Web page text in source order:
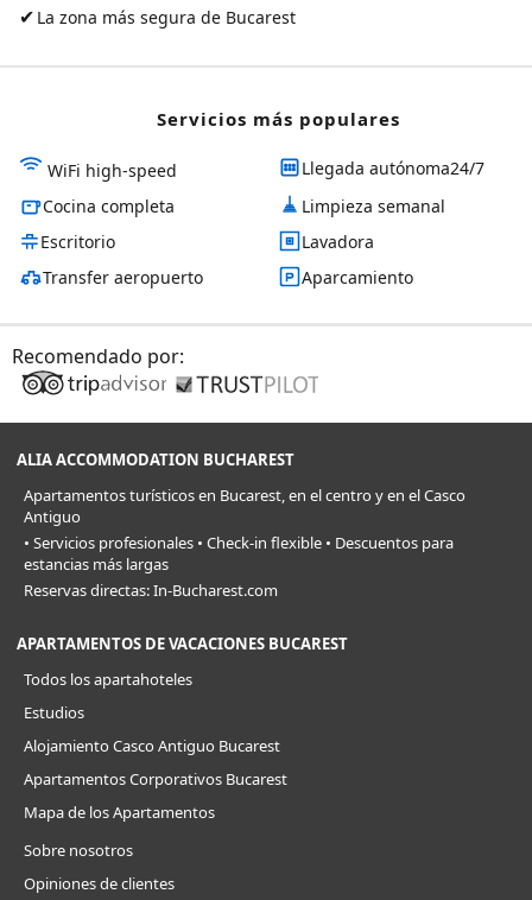
✔ La zona más segura de Bucarest
Servicios más populares
WiFi high-speed
Llegada autónoma24/7
Cocina completa
Limpieza semanal
Escritorio
Lavadora
Transfer aeropuerto
Aparcamiento
Recomendado por:
ALIA ACCOMMODATION BUCHAREST
Apartamentos turísticos en Bucarest, en el centro y en el Casco
Antiguo
• Servicios profesionales • Check-in flexible • Descuentos para
estancias más largas
Reservas directas: In-Bucharest.com
APARTAMENTOS DE VACACIONES BUCAREST
Todos los apartahoteles
Estudios
Alojamiento Casco Antiguo Bucarest
Apartamentos Corporativos Bucarest
Mapa de los Apartamentos
Sobre nosotros
Opiniones de clientes